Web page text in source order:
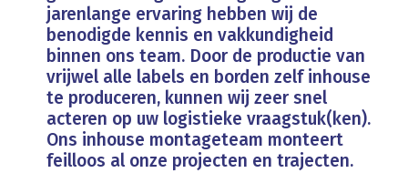
jarenlange ervaring hebben wij de
benodigde kennis en vakkundigheid
binnen ons team. Door de productie van
vrijwel alle labels en borden zelf inhouse
te produceren, kunnen wij zeer snel
acteren op uw logistieke vraagstuk(ken).
Ons inhouse montageteam monteert
feilloos al onze projecten en trajecten.